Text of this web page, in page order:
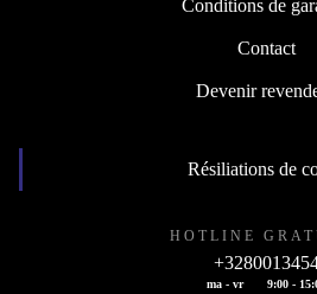
Conditions de
Contact
Devenir
Résiliations de
HOTLINE
ma - vr 9:00 -